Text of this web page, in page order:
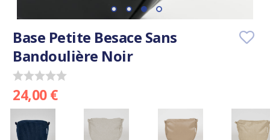
Base Petite Besace Sans
Bandoulière Noir
24,00 €